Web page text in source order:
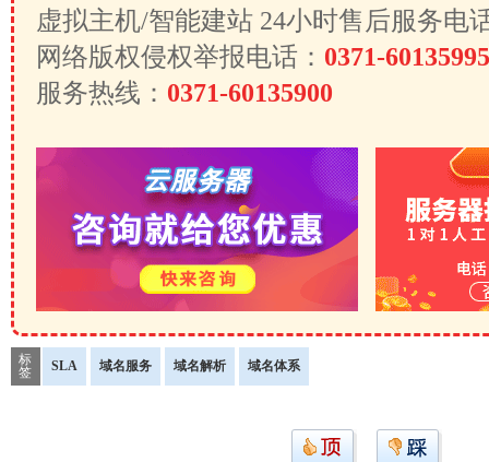
虚拟主机/智能建站 24小时售后服务电
网络版权侵权举报电话： 0371-60135995
服务热线： 0371-60135900
标
签
SLA 域名服务 域名解析 域名体系